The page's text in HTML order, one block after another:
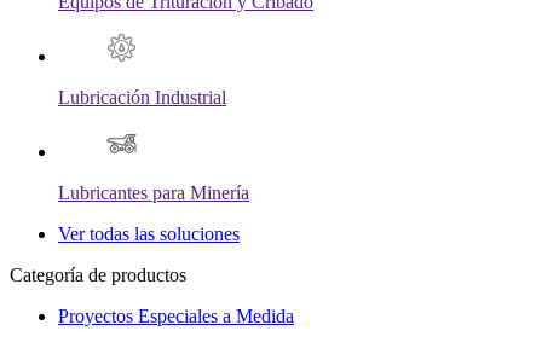
Lubricación Industrial
Lubricantes para Minería
Ver todas las soluciones
Categoría de productos
Proyectos Especiales a Medida